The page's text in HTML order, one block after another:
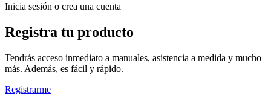
Inicia sesión o crea una cuenta
Registra tu producto
Tendrás acceso inmediato a manuales, asistencia a medida y mucho
más. Además, es fácil y rápido.
Registrarme